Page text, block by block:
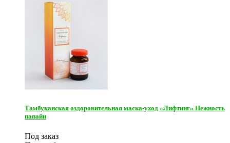
Тамбуканская оздоровительная маска-уход «Лифтинг» Нежность
папайи
Под заказ